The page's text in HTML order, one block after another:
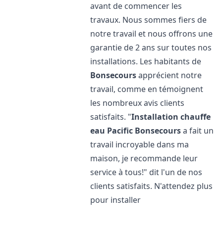
avant de commencer les
travaux. Nous sommes fiers de
notre travail et nous offrons une
garantie de 2 ans sur toutes nos
installations. Les habitants de
Bonsecoursapprécient notre
travail, comme en témoignent
les nombreux avis clients
satisfaits. "Installation chauffe
eau Pacific Bonsecoursa fait un
travail incroyable dans ma
maison, je recommande leur
service à tous!" dit l'un de nos
clients satisfaits. N'attendez plus
pour installer